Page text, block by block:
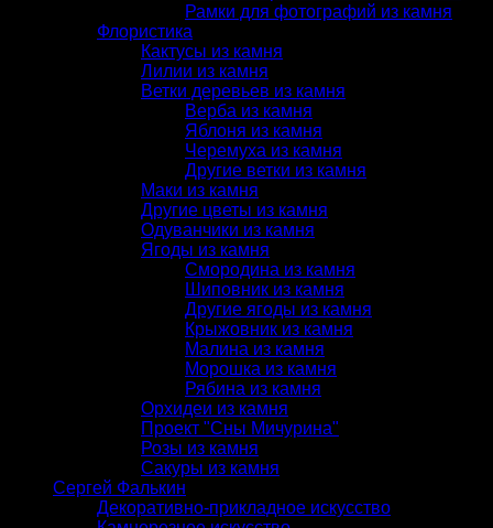
Рамки для фотографий из камня
Флористика
Кактусы из камня
Лилии из камня
Ветки деревьев из камня
Верба из камня
Яблоня из камня
Черемуха из камня
Другие ветки из камня
Маки из камня
Другие цветы из камня
Одуванчики из камня
Ягоды из камня
Смородина из камня
Шиповник из камня
Другие ягоды из камня
Крыжовник из камня
Малина из камня
Морошка из камня
Рябина из камня
Орхидеи из камня
Проект "Сны Мичурина"
Розы из камня
Сакуры из камня
Сергей Фалькин
Декоративно-прикладное искусство